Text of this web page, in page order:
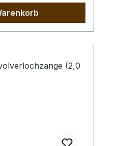
Werkzeugs
Zubehör.